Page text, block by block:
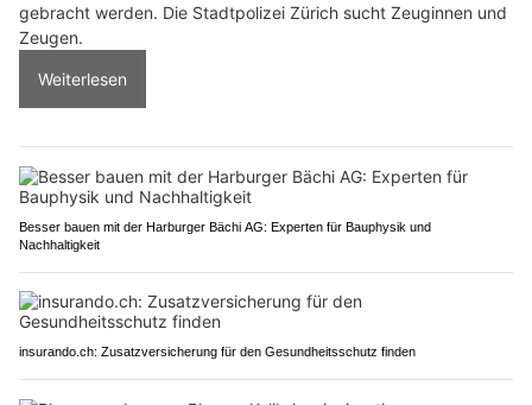
gebracht werden. Die Stadtpolizei Zürich sucht Zeuginnen und
Zeugen.
Weiterlesen
Besser bauen mit der Harburger Bächi AG: Experten für Bauphysik und
Nachhaltigkeit
insurando.ch: Zusatzversicherung für den Gesundheitsschutz finden